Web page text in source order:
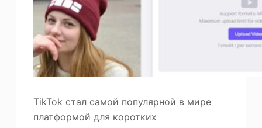
TikTok стал самой популярной в мире
платформой для коротких